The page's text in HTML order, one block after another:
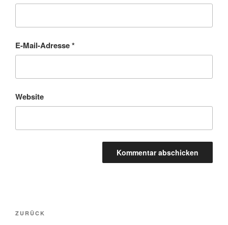
E-Mail-Adresse*
Website
Beitragsnavigation
Vorheriger
ZURÜCK